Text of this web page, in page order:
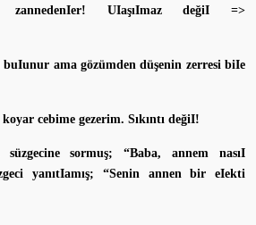
zannedenIer! UIaşıImaz değiI =>
buIunur ama gözümden düşenin zerresi biIe
cebime gezerim. Sıkıntı değiI!
sormuş; “Baba, annem nasıI
yanıtIamış; “Senin annen bir eIekti